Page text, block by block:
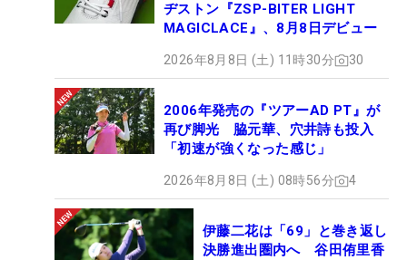
ヂストン『ZSP-BITER LIGHT
MAGICLACE』、8月8日デビュー
2026年8月8日 (土) 11時30分 30
2006年発売の『ツアーAD PT』が
再び脚光 脇元華、穴井詩も投入
「初速が強くなった感じ」
2026年8月8日 (土) 08時56分 4
伊藤二花は「69」と巻き返し
決勝進出圏内へ 谷田侑里香